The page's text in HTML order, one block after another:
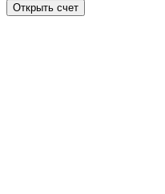
Открыть счет